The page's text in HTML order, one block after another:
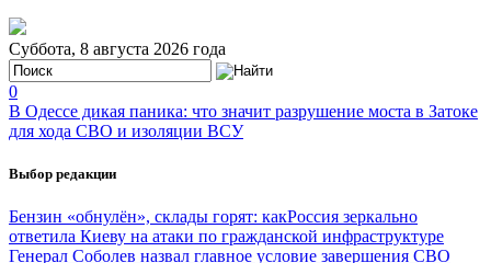
Суббота, 8 августа 2026 года
0
В Одессе дикая паника: что значит разрушение моста в Затоке
для хода СВО и изоляции ВСУ
Выбор редакции
Бензин «обнулён», склады горят: какРоссия зеркально
ответила Киеву на атаки по гражданской инфраструктуре
Генерал Соболев назвал главное условие завершения СВО